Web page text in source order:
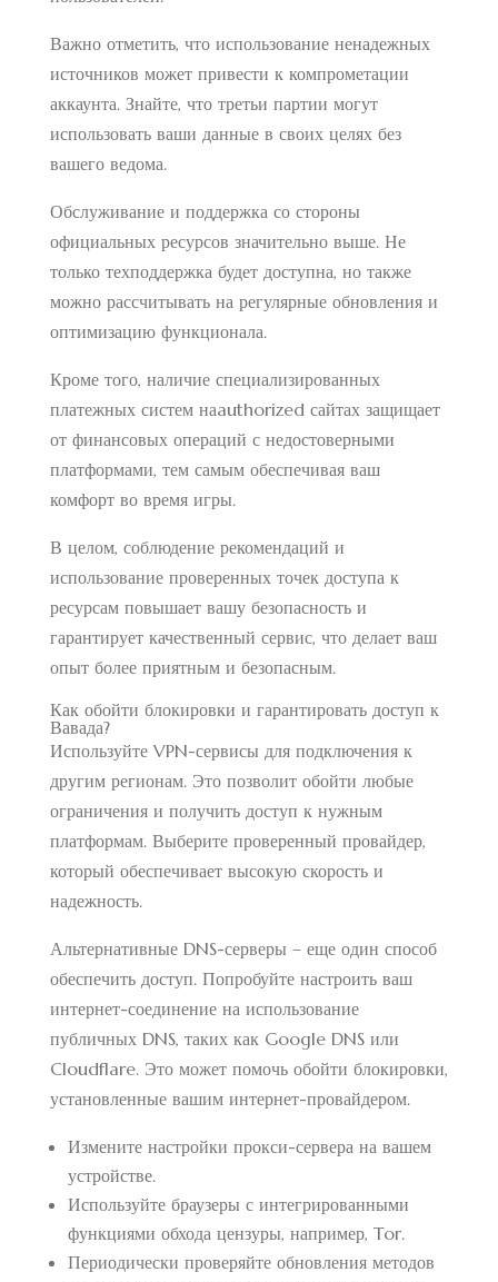
Важно отметить, что использование ненадежных
источников может привести к компрометации
аккаунта. Знайте, что третьи партии могут
использовать ваши данные в своих целях без
вашего ведома.
Обслуживание и поддержка со стороны
официальных ресурсов значительно выше. Не
только техподдержка будет доступна, но также
можно рассчитывать на регулярные обновления и
оптимизацию функционала.
Кроме того, наличие специализированных
платежных систем наauthorized сайтах защищает
от финансовых операций с недостоверными
платформами, тем самым обеспечивая ваш
комфорт во время игры.
В целом, соблюдение рекомендаций и
использование проверенных точек доступа к
ресурсам повышает вашу безопасность и
гарантирует качественный сервис, что делает ваш
опыт более приятным и безопасным.
Как обойти блокировки и гарантировать доступ к
Вавада?
Используйте VPN-сервисы для подключения к
другим регионам. Это позволит обойти любые
ограничения и получить доступ к нужным
платформам. Выберите проверенный провайдер,
который обеспечивает высокую скорость и
надежность.
Альтернативные DNS-серверы – еще один способ
обеспечить доступ. Попробуйте настроить ваш
интернет-соединение на использование
публичных DNS, таких как Google DNS или
Cloudflare. Это может помочь обойти блокировки,
установленные вашим интернет-провайдером.
Измените настройки прокси-сервера на вашем
устройстве.
Используйте браузеры с интегрированными
функциями обхода цензуры, например, Tor.
Периодически проверяйте обновления методов